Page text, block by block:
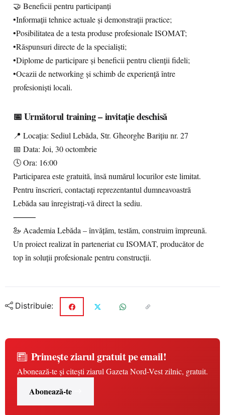
🤝 Beneficii pentru participanți
•Informații tehnice actuale și demonstrații practice;
•Posibilitatea de a testa produse profesionale ISOMAT;
•Răspunsuri directe de la specialiști;
•Diplome de participare și beneficii pentru clienții fideli;
•Ocazii de networking și schimb de experiență între
profesioniști locali.
📅 Următorul training – invitație deschisă
📍 Locația: Sediul Lebăda, Str. Gheorghe Barițiu nr. 27
📅 Data: Joi, 30 octombrie
🕓 Ora: 16:00
Participarea este gratuită, însă numărul locurilor este limitat.
Pentru înscrieri, contactați reprezentantul dumneavoastră
Lebăda sau înregistrați-vă direct la sediu.
⸻
🦢 Academia Lebăda – învățăm, testăm, construim împreună.
Un proiect realizat în parteneriat cu ISOMAT, producător de
top în soluții profesionale pentru construcții.
Distribuie:
Primește ziarul gratuit pe email!
Abonează-te și citești ziarul Gazeta Nord-Vest zilnic, gratuit.
Abonează-te